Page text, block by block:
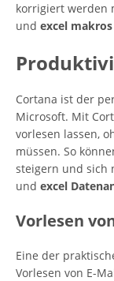
korrigiert werden
und excel makros
Cortana ist der
Microsoft. Mit
vorlesen lassen,
müssen. So
steigern und sich
und excel
Vorlesen
Eine der
Vorlesen von E-